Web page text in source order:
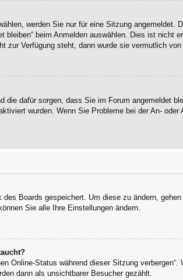
werden Sie nur für eine Sitzung
beim Anmelden auswählen. Dies ist nicht
Verfügung steht, dann wurde sie vermutlich
die dafür sorgen, dass Sie im Forum angemeldet
wurden. Wenn Sie Probleme bei der An-
Boards gespeichert. Um diese zu ändern,
Sie alle Ihre Einstellungen ändern.
Online-Status während dieser Sitzung
dann als unsichtbarer Besucher gezählt.